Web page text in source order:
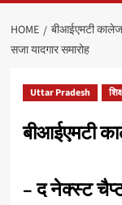
HOME
बीआईएमटी कालेज
सजा यादगार समारोह
Uttar Pradesh
बीआईएमटी
– द नेक्स्ट